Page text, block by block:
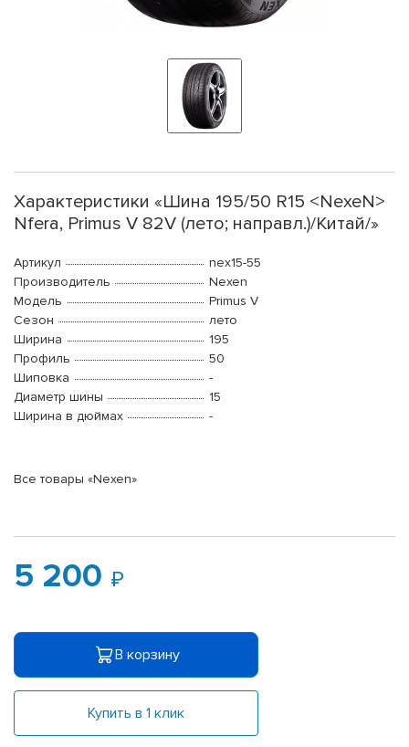
Характеристики «Шина 195/50 R15 <NexeN>
Nfera, Primus V 82V (лето; направл.)/Китай/»
Артикул
nex15-55
Производитель
Nexen
Модель
Primus V
Сезон
лето
Ширина
195
Профиль
50
Шиповка
-
Диаметр шины
15
Ширина в дюймах
-
Все товары «Nexen»
5 200
В корзину
Купить в 1 клик